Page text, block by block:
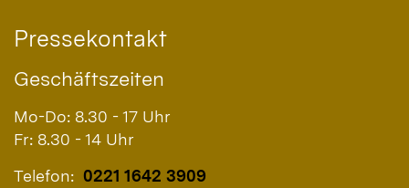
Pressekontakt
Geschäftszeiten
Mo-Do: 8.30 - 17 Uhr
Fr: 8.30 - 14 Uhr
Telefon: 0221 1642 3909